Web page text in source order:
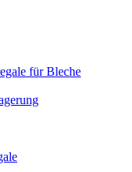
für Bleche